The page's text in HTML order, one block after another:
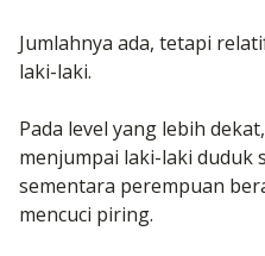
Jumlahnya ada, tetapi
laki-laki.
Pada level yang lebih
menjumpai laki-laki duduk
sementara perempuan
mencuci piring.